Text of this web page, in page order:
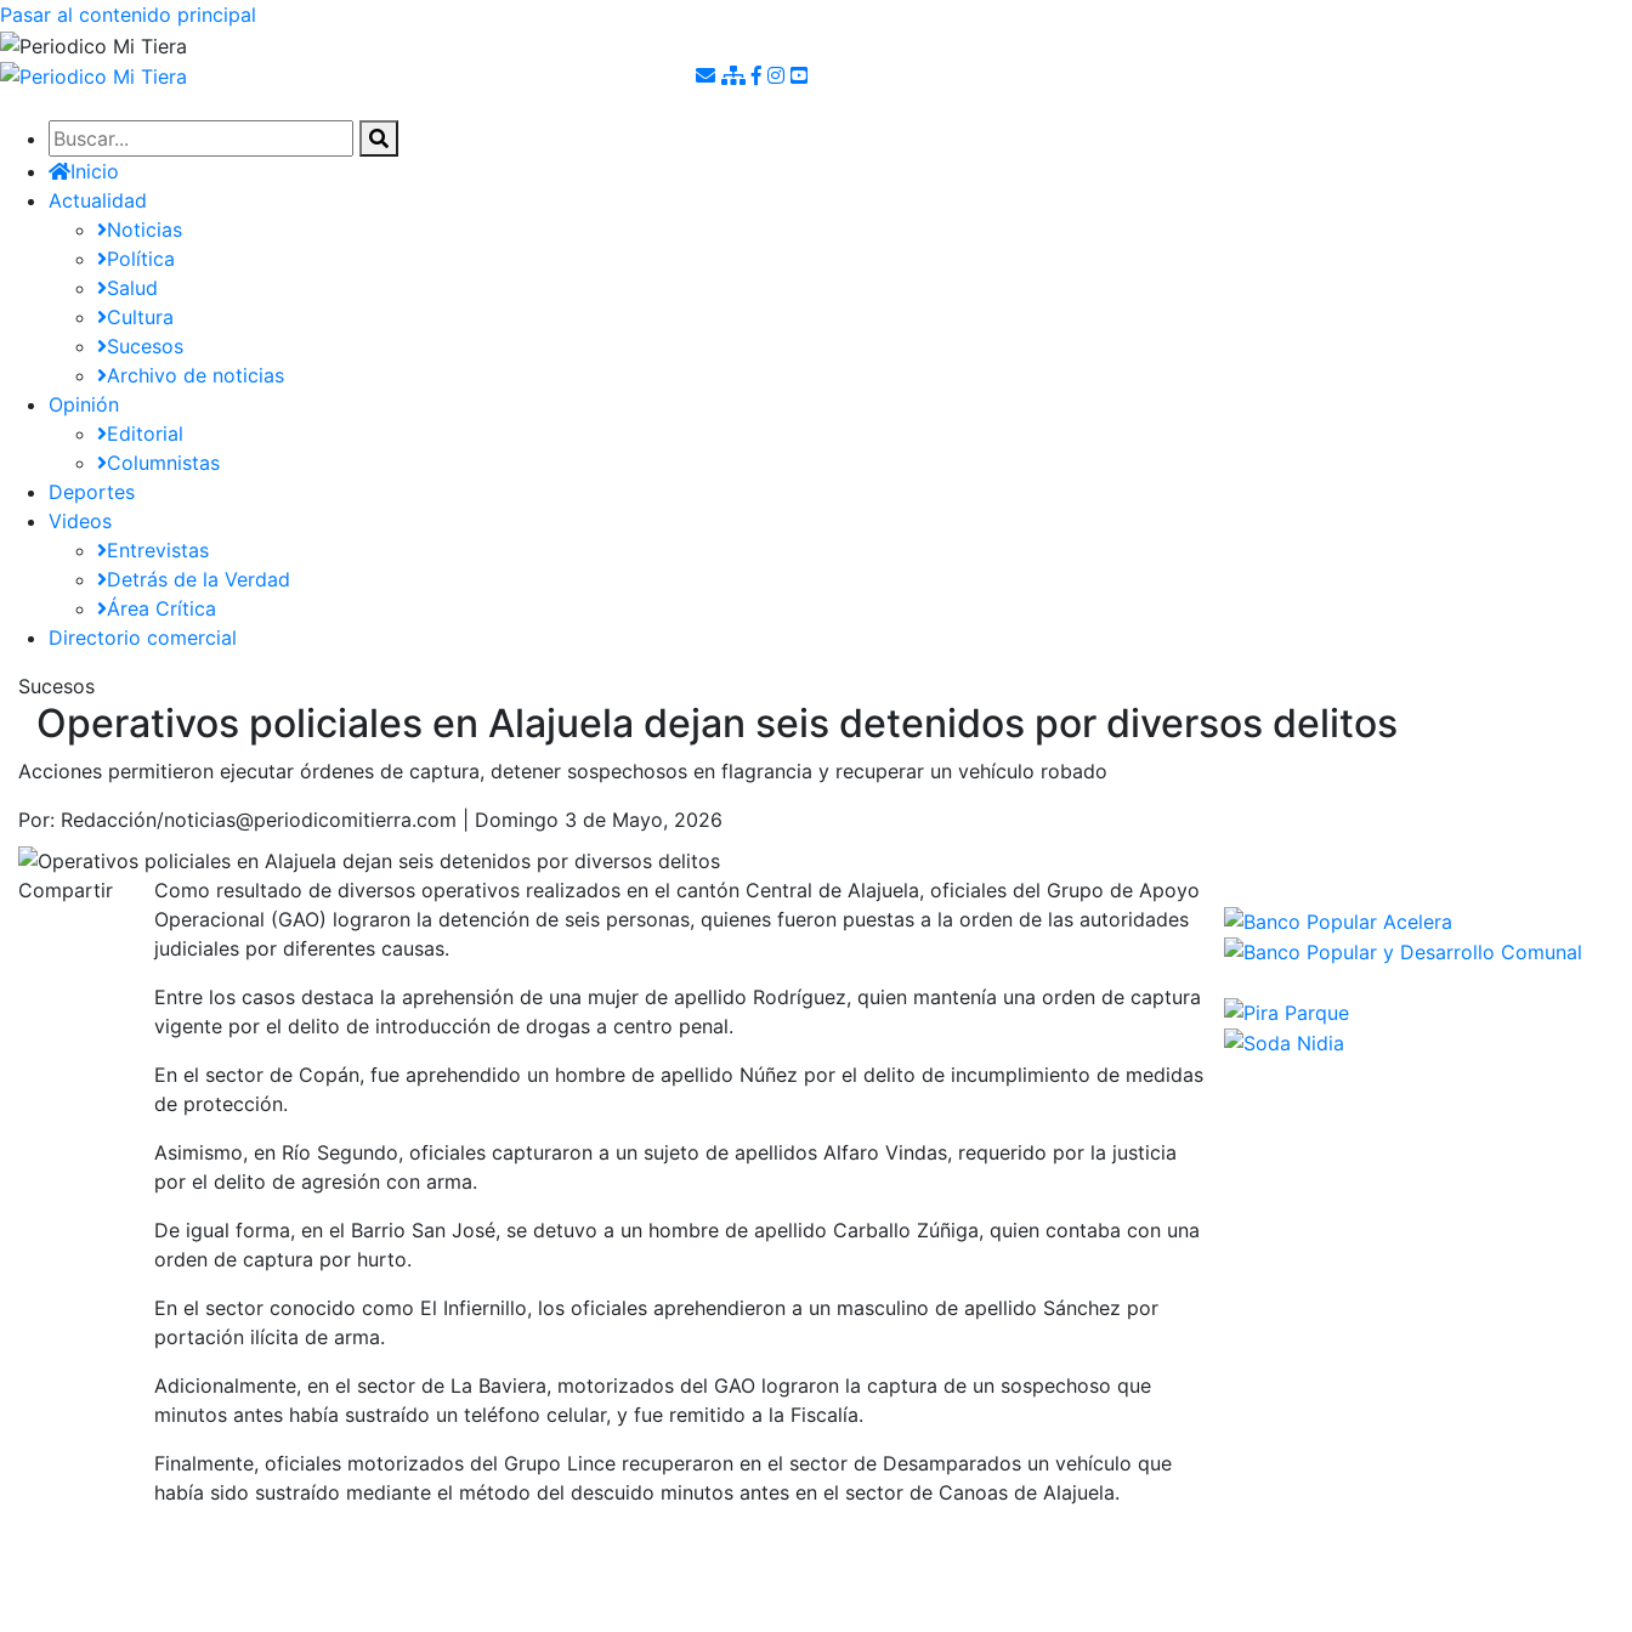
Pasar al contenido principal
Inicio
Actualidad
Noticias
Política
Salud
Cultura
Sucesos
Archivo de noticias
Opinión
Editorial
Columnistas
Deportes
Videos
Entrevistas
Detrás de la Verdad
Área Crítica
Directorio comercial
Sucesos
Operativos policiales en Alajuela dejan seis detenidos por diversos delitos
Acciones permitieron ejecutar órdenes de captura, detener sospechosos en flagrancia y recuperar un vehículo robado
Por: Redacción/noticias@periodicomitierra.com | Domingo 3 de Mayo, 2026
Compartir
Como resultado de diversos operativos realizados en el cantón Central de Alajuela, oficiales del Grupo de Apoyo
Operacional (GAO) lograron la detención de seis personas, quienes fueron puestas a la orden de las autoridades
judiciales por diferentes causas.
Entre los casos destaca la aprehensión de una mujer de apellido Rodríguez, quien mantenía una orden de captura
vigente por el delito de introducción de drogas a centro penal.
En el sector de Copán, fue aprehendido un hombre de apellido Núñez por el delito de incumplimiento de medidas
de protección.
Asimismo, en Río Segundo, oficiales capturaron a un sujeto de apellidos Alfaro Vindas, requerido por la justicia
por el delito de agresión con arma.
De igual forma, en el Barrio San José, se detuvo a un hombre de apellido Carballo Zúñiga, quien contaba con una
orden de captura por hurto.
En el sector conocido como El Infiernillo, los oficiales aprehendieron a un masculino de apellido Sánchez por
portación ilícita de arma.
Adicionalmente, en el sector de La Baviera, motorizados del GAO lograron la captura de un sospechoso que
minutos antes había sustraído un teléfono celular, y fue remitido a la Fiscalía.
Finalmente, oficiales motorizados del Grupo Lince recuperaron en el sector de Desamparados un vehículo que
había sido sustraído mediante el método del descuido minutos antes en el sector de Canoas de Alajuela.